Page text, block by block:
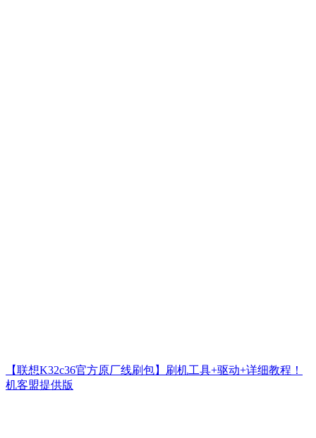
【联想K32c36官方原厂线刷包】刷机工具+驱动+详细教程！
机客盟提供版